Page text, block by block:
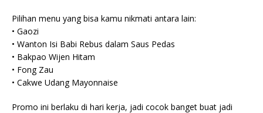
Pilihan menu yang bisa kamu nikmati antara lain:
• Gaozi
• Wanton Isi Babi Rebus dalam Saus Pedas
• Bakpao Wijen Hitam
• Fong Zau
• Cakwe Udang Mayonnaise
Promo ini berlaku di hari kerja, jadi cocok banget buat jadi